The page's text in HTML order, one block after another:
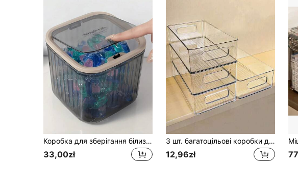
Коробка для зберігання білизни з ПЕТ-матеріалу з кришкою, штабелюється, кришка на пресі, підходить для банок з упаковкою для ванної кімнати та засобів особистої гігієни
33,00zł
3 шт. багатоцільові коробки для зберігання з ручками, універсальні контейнери-органайзери для шухляд, робочого столу, комори та зберігання на відкритому повітрі для пікніка, що підходять для дому, школи та офісу.
12,96zł